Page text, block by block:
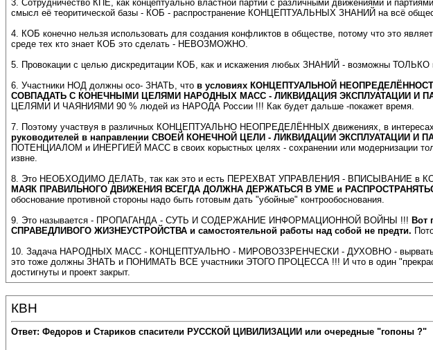
3. Сотрудничество КПЕ, как концептуально властной партии с различными движениями и
смысл её теоритической базы - КОБ - распространение КОНЦЕПТУАЛЬНЫХ ЗНАНИЙ на всё
4. КОБ конечно нельзя использовать для создания конфликтов в обществе, потому что
среде тех кто знает КОБ это сделать - НЕВОЗМОЖНО.
5. Провокации с целью дискредитации КОБ, как и искажения любых ЗНАНИЙ - возможны ТОЛЬКО
6. Участники НОД должны осо- ЗНАТЬ, что в условиях КОНЦЕПТУАЛЬНОЙ
СОВПАДАТЬ С КОНЕЧНЫМИ ЦЕЛЯМИ НАРОДНЫХ МАСС - ЛИКВИДАЦИЯ ЭКСПЛУАТАЦИИ И
ЦЕЛЯМИ И ЧАЯНИЯМИ 90 % людей из НАРОДА России !!! Как будет дальше -покажет время.
7. Поэтому участвуя в различных КОНЦЕПТУАЛЬНО НЕОПРЕДЕЛЁННЫХ движениях, в
руководителей в направлении СВОЕЙ КОНЕЧНОЙ ЦЕЛИ - ЛИКВИДАЦИИ ЭКСПЛУАТАЦИИ И
ПОТЕНЦИАЛОМ и ИНЕРГИЕЙ МАСС в своих корыстных целях - сохранении или модернизации
извне.
8. Это НЕОБХОДИМО ДЕЛАТЬ, так как это и есть ПЕРЕХВАТ УПРАВЛЕНИЯ -
МАЯК ПРАВИЛЬНОГО ДВИЖЕНИЯ ВСЕГДА ДОЛЖНА ДЕРЖАТЬСЯ В УМЕ и
обоснование противной стороны надо быть готовым дать "убойные" контрообоснования.
9. Это называется - ПРОПАГАНДА - СУТЬ И СОДЕРЖАНИЕ ИНФОРМАЦИОННОЙ ВОЙНЫ !!! Вот
СПРАВЕДЛИВОГО ЖИЗНЕУСТРОЙСТВА и самостоятельной работы над собой не предти.
10. Задача НАРОДНЫХ МАСС - КОНЦЕПТУАЛЬНО - МИРОВОЗЗРЕНЧЕСКИ - ДУХОВНО -
это тоже должны ЗНАТЬ и ПОНИМАТЬ ВСЕ участники ЭТОГО ПРОЦЕССА !!! И что в один
достигнуты и проект закрыт.
КВН
Ответ: Федоров и Стариков спасители РУССКОЙ ЦИВИЛИЗАЦИИ или очередные "гопоны ?"